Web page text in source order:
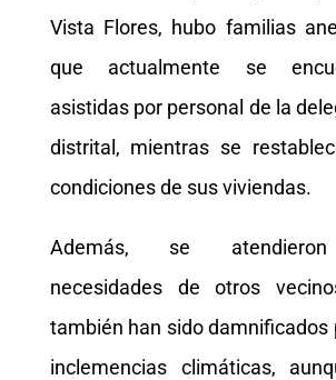
Vista Flores, hubo familias
que actualmente se
asistidas por personal de la
distrital, mientras se
condiciones de sus viviendas.
Además, se
necesidades de otros
también han sido damnificados
inclemencias climáticas,